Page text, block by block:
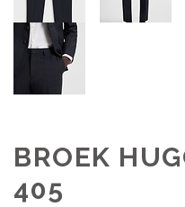
BROEK
405